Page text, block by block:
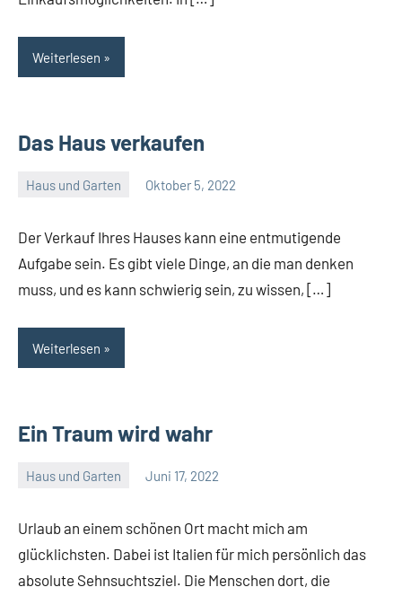
Weiterlesen
Das Haus verkaufen
Haus und Garten Oktober 5, 2022
Der Verkauf Ihres Hauses kann eine entmutigende
Aufgabe sein. Es gibt viele Dinge, an die man denken
muss, und es kann schwierig sein, zu wissen, […]
Weiterlesen
Ein Traum wird wahr
Haus und Garten Juni 17, 2022
Urlaub an einem schönen Ort macht mich am
glücklichsten. Dabei ist Italien für mich persönlich das
absolute Sehnsuchtsziel. Die Menschen dort, die